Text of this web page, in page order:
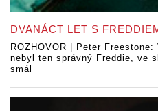
DVANÁCT LET S
ROZHOVOR | Peter
nebyl ten správný Freddie, ve
smál